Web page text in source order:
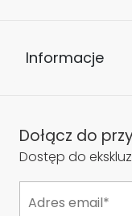
Informacje
Dołącz do
Dostęp do